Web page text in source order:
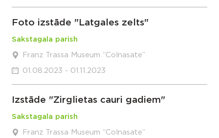
Foto izstāde "Latgales zelts"
Sakstagala parish
Franz Trassa Museum “Colnasate”
01.08.2023 - 01.11.2023
Izstāde "Zirglietas cauri gadiem"
Sakstagala parish
Franz Trassa Museum “Colnasate”